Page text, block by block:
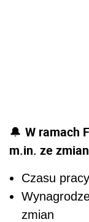
🔔 W ramach
m.in. ze
Czasu
zmian